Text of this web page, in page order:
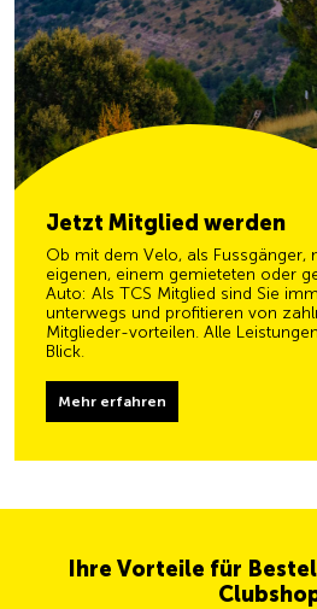
Jetzt Mitglied werden
Ob mit dem Velo, als Fussgänger,
eigenen, einem gemieteten oder
Auto: Als TCS Mitglied sind Sie
unterwegs und profitieren von
Mitglieder-vorteilen. Alle
Blick.
Mehr erfahren
Ihre Vorteile für